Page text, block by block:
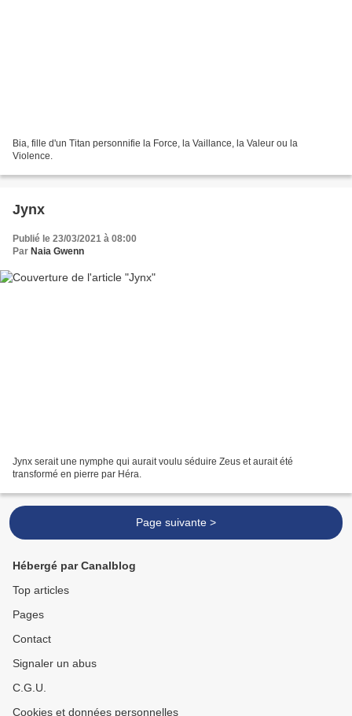
Bia, fille d'un Titan personnifie la Force, la Vaillance, la Valeur ou la
Violence.
Jynx
Publié le 23/03/2021 à 08:00
Par Naia Gwenn
Jynx serait une nymphe qui aurait voulu séduire Zeus et aurait été
transformé en pierre par Héra.
Page suivante >
Hébergé par Canalblog
Top articles
Pages
Contact
Signaler un abus
C.G.U.
Cookies et données personnelles